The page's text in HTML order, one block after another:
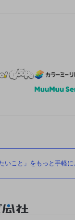
いこと」をもっと手軽